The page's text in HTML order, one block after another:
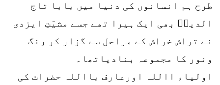
طرح ہم انسانوں کی دنیا میں بابا تاج
الدینؒ بھی ایک ہیرا تھے جسے مشیّتِ ایزدی
نے تراش خراش کے مراحل سے گزار کر رنگ
ونور کا مجموعہ بنادیاتھا۔
اولیاء االلہ اورعارف بااللہ حضرات کی